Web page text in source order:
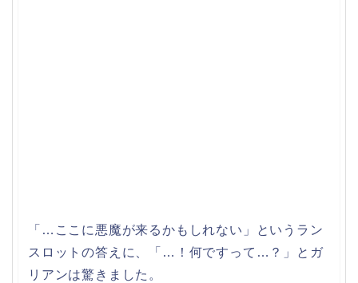
「…ここに悪魔が来るかもしれない」というラン
スロットの答えに、「…！何ですって…？」とガ
リアンは驚きました。